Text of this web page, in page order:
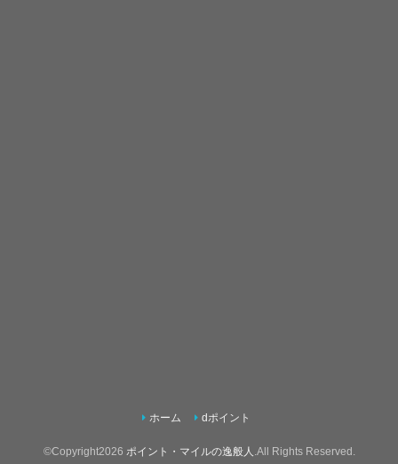
ホーム dポイント
©Copyright2026 ポイント・マイルの逸般人 .All Rights Reserved.